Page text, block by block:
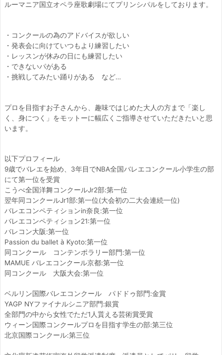
ルーマニア国立オペラ座歌劇場にてプリンシパルをしております。
・コンクールの為のアドバイスが欲しい
・発表会に向けていつもより練習したい
・レッスンが休みの日にも練習したい
・できないパがある
・挑戦してみたい踊りがある など…
プロを目指すお子さんから、趣味ではじめた大人の方まで「楽し
く、身につく」をモットーに幅広くご指導させていただきたいと思
います。
以下プロフィール
9歳でバレエを始め、 3年目でNBA全国バレエコンクール小学生の部
にて第一位を受賞
こうべ全国洋舞コンクールJr2部:第一位
翌年同コンクールJr1部:第一位(大会初の二大会連続一位)
バレエコンペティションin奈良:第一位
バレエコンペティション21:第一位
バレコン大阪:第一位
Passion du ballet à Kyoto:第一位
同コンクール コンテンポラリー部門:第一位
MAMUE バレエコンクール京都:第一位
同コンクール 大阪大会:第一位
ベルリン国際バレエコンクール パドドゥ部門:金賞
YAGP NYファイナルシニア部門:銀賞
全部門の中から女性でただ1人貰える芸術賞受賞
ウィーン国際コンクールプロを目指す学生の部:第三位
北京国際コンクール:第三位